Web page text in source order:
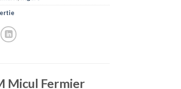
Micul Fermier